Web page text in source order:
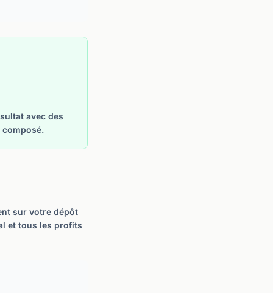
avec des
sur votre dépôt
et tous les profits